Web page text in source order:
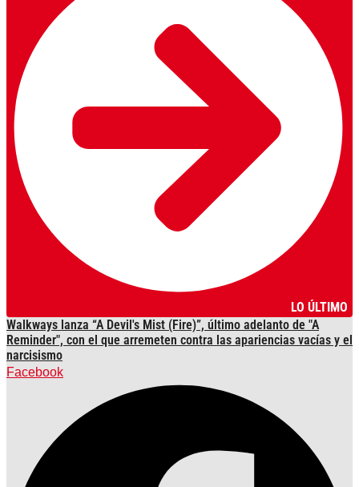
LO ÚLTIMO
Walkways lanza “A Devil's Mist (Fire)”, último adelanto de "A
Reminder", con el que arremeten contra las apariencias vacías y el
narcisismo
Facebook